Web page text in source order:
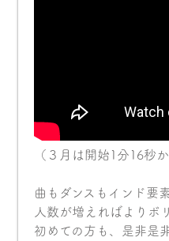
（３月は開始1分16秒
曲もダンスもインド要
人数が増えればよりボ
初めての方も、是非是